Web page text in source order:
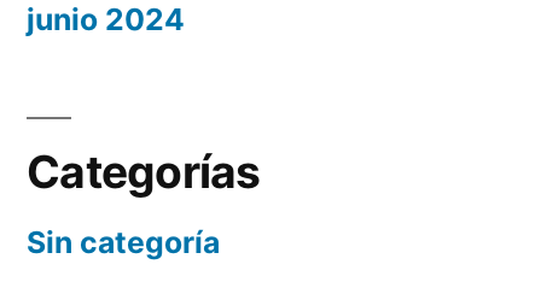
junio 2024
Categorías
Sin categoría